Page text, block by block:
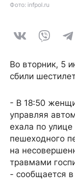
Фото: infpol.ru
Во вторник, 5
сбили
- В 18:50
управляя
ехала по
пешеходного
на
травмами
- сообщается